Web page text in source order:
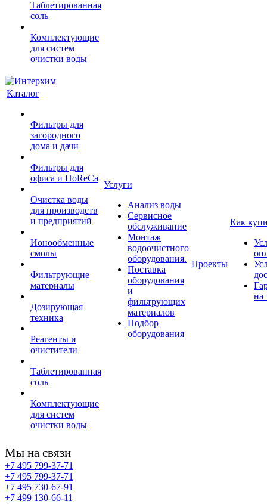
Таблетированная
соль
Комплектующие
для систем
очистки воды
Каталог
Фильтры для
загородного
дома и дачи
Фильтры для
офиса и HoReCa
Очистка воды
для производств
и предприятий
Ионообменные
смолы
Фильтрующие
материалы
Дозирующая
техника
Реагенты и
очистители
Таблетированная
соль
Комплектующие
для систем
очистки воды
Услуги
Анализ воды
Сервисное
обслуживание
Монтаж
водоочистного
оборудования.
Поставка
оборудования
и
фильтрующих
материалов
Подбор
оборудования
Проекты
Как
на
Мы на связи
+7 495 799-37-71
+7 495 799-37-71
+7 495 730-67-91
+7 499 130-66-11